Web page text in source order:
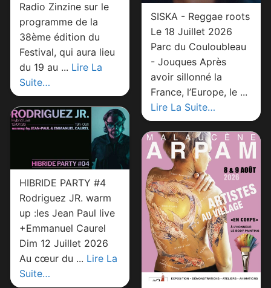
Radio Zinzine sur le
programme de la
38ème édition du
Festival, qui aura lieu
du 19 au ... Lire La
Suite…
SISKA - Reggae roots
Le 18 Juillet 2026
Parc du Couloubleau
- Jouques Après
avoir sillonné la
France, l’Europe, le ...
Lire La Suite…
HIBRIDE PARTY #4
Rodriguez JR. warm
up :les Jean Paul live
+Emmanuel Caurel
Dim 12 Juillet 2026
Au cœur du ... Lire La
Suite…